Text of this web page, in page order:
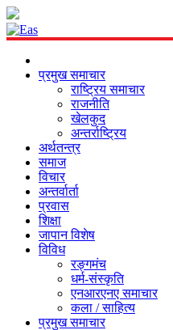
प्रमुख समाचार
राष्ट्रिय समाचार
राजनीति
खेलकुद
अन्तर्राष्ट्रिय
अर्थतन्त्र
समाज
विचार
अन्तर्वार्ता
प्रवास
शिक्षा
जापान विशेष
विविध
रङ्गमंच
धर्म-संस्कृति
एनआरएनए समाचार
कला / साहित्य
प्रमुख समाचार